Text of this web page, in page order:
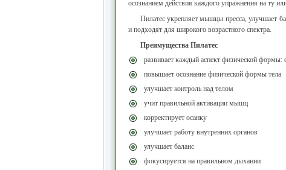
осознанием действия каждого упражнения на ту
Пилатес укрепляет мышцы пресса, улучшает
и подходят для широкого возрастного спектра.
Преимущества Пилатес
развивает каждый аспект физической формы:
повышает осознание физической формы тела
улучшает контроль над телом
учит правильной активации мышц
корректирует осанку
улучшает работу внутренних органов
улучшает баланс
фокусируется на правильном дыхании